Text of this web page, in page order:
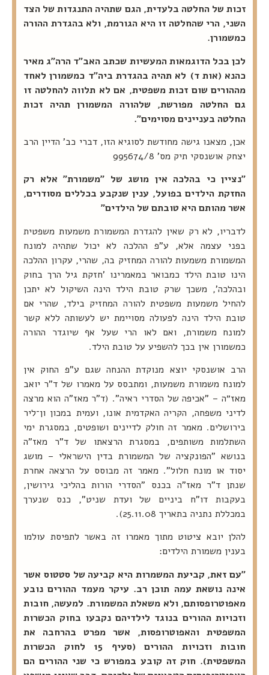
זכות של החלטה בלעדית, הגם שתהיה התנגדות של הצד
השני, הרי שהחלטה זו היא הגורמת, ולא בהגדרת ההורה
כמשמורן.
לכן בכל הדוגמאות המעשיות שכתב האב"ד הרה"ג מאיר
כהנא (אות ד) לא תהיה בהגדרת ביה"ד כמשמורן לאחד
מההורים שום זכות משפטית, אם לא תלווה להחלטה זו
גם החלטה מפורשת, שלהורה המשמורן תהיה זכות
החלטה בעניינים מסוימים".
אכן, מצאנו גישה מחודשת לסוגיא הזו, דברי כב' הדיין הרב
יצחק אושנסקי תיק מס' 995674/8
"נציין כי בהלכה אין מושג של "משמורת" אלא רק
החזקת הילדים בפועל, ענין שנקבע בכללים מסודרים,
אשר מהותם היא טובתם של הילדים"
לדבריו, לא רק שאין להגדרת המשמורת משמעות משפטית
בפני עצמה אלא, ע"פ ההלכה לא יכול שתהיה למונח
המשמורת משמעות להורה המחזיק בה, שהרי, עקרון ההלכה
הינו טובת הילד כמבואר במאמרינו 'חזקת גיל הרך בחוק
ובהלכה', משכך שרק טובת הילד הינה השיקול לא יתכן
להחיל משמעות משפטית להורה המחזיק בילד, שהרי אם
טובת הילד הינה לפעולה מסויימת יש לעשותה ללא קשר
למונח משמורת, ואם לאו הרי שעל אף שיוגדר ההורה
כמשמורן אין בכך להשפיע על טובת הילד.
הרב אושנסקי יוצא מנוקדת ההנחה שגם ע"פ החוק אין
למונח משמורת משמעות, ומתבסס על מאמרו של ד"ר יואב
מאז״ה – "אכיפה של הסדרי ראיה". (ד"ר מאז"ה הוא מרצה
לדיני משפחה, הקריה האקדמית אונו, ועמית במכון ון־ליר
בירושלים. מאמר זה חולק לדיינים ושופטים, במסגרת ימי
השתלמות משותפים, במסגרת הרצאתו של ד"ר מאז"ה
בנושא "הפונקציה של המשמורת בדין הישראלי – מושג
יסוד או מונח חלול". מאמר זה מבוסס על הרצאה אחרת
שנתן ד"ר מאז"ה בכנס "הסדרי הורות בהליכי גירושין,
בעקבות דו"ח ביניים של ועדת שניט", כנס שנערך
במכללת נתניה בתאריך 25.11.08).
להלן יובא ציטוט מתוך מאמרו זה באשר לתפיסת עולמו
בענין משמורת הילדים:
"עם זאת, קביעת המשמרות היא קביעה של סטטוס אשר
אינה נושאת עמה תוכן רב. עיקר מעמד ההורים נובע
מאפוטרופסותם, ולא משאלת המשמורת. למעשה, חובות
וזכויות ההורים בנוגד לילדיהם נקבעו בחוק הכשרות
המשפטית והאפוטרופסות, אשר מפרט בהרחבה את
חובות וזכויות ההורים (סעיף 15 לחוק הכשרות
המשפטית). חוק זה קובע במפורש כי שני ההורים הם